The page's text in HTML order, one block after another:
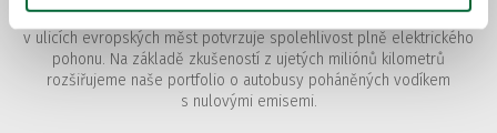
k elektrickým pohonům. Každý den několik stovek autobusů Solaris
v ulicích evropských měst potvrzuje spolehlivost plně elektrického
pohonu. Na základě zkušeností z ujetých miliónů kilometrů
rozšiřujeme naše portfolio o autobusy poháněných vodíkem
s nulovými emisemi.